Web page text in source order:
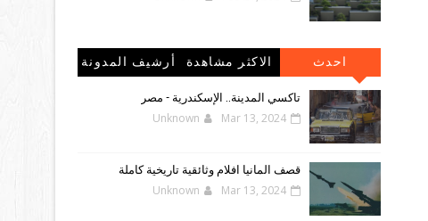
احدث
المشاركات
الاكثر مشاهدة
أرشيف المدونة
تاكسي المدينة.. الإسكندرية - مصر
Unknown Mar 13, 2024
قصف المانيا افلام وثائقية تاريخية كاملة
Unknown Mar 13, 2024